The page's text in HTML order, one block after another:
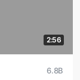
2:56
6.8B